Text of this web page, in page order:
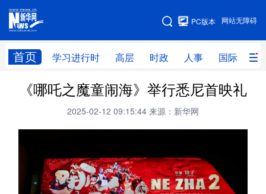
网站无障碍
PC版本
首页 学习进行时 高层 时政 人事 国际 财
网站地图
学习进行时 高层 时政 人事
财经 网评
科技 科创 量子
文化 书画 健康 军事
《哪吒之魔童闹海》举行悉尼首映礼
2025-02-12 09:15:44 来源：新华网